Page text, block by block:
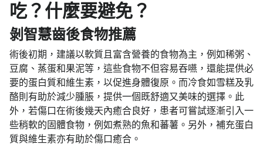
吃？什麼要避免？
剝智慧齒後食物推薦
術後初期，建議以軟質且富含營養的食物為主，例如稀粥、
豆腐、蒸蛋和果泥等，這些食物不但容易吞嚥，還能提供必
要的蛋白質和維生素，以促進身體復原。而冷食如雪糕及乳
酪則有助於減少腫脹，提供一個既舒適又美味的選擇。此
外，若傷口在術後幾天內癒合良好，患者可嘗試逐漸引入一
些稍軟的固體食物，例如煮熟的魚和蕃薯。另外，補充蛋白
質與維生素亦有助於傷口癒合。